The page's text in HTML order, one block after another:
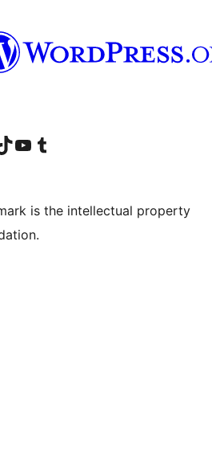
accountaccount
our TikTok account
Visit our YouTube channel
Visit our Tumblr account
is the intellectual property